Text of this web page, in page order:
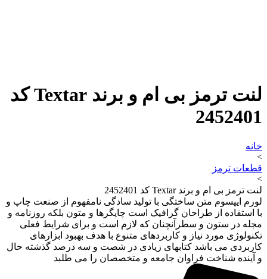
لنت ترمز بی ام و برند Textar کد
2452401
خانه
>
قطعات ترمز
>
لنت ترمز بی ام و برند Textar کد 2452401
لورم ایپسوم متن ساختگی با تولید سادگی نامفهوم از صنعت چاپ و
با استفاده از طراحان گرافیک است چاپگرها و متون بلکه روزنامه و
مجله در ستون و سطرآنچنان که لازم است و برای شرایط فعلی
تکنولوژی مورد نیاز و کاربردهای متنوع با هدف بهبود ابزارهای
کاربردی می باشد کتابهای زیادی در شصت و سه درصد گذشته حال
و آینده شناخت فراوان جامعه و متخصصان را می طلبد